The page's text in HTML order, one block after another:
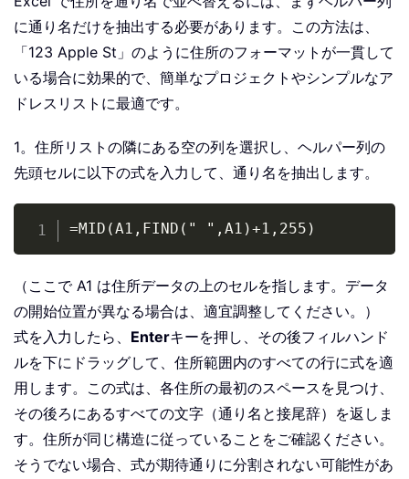
に通り名だけを抽出する必要があります。この方法は、
「123 Apple St」のように住所のフォーマットが一貫して
いる場合に効果的で、簡単なプロジェクトやシンプルなア
ドレスリストに最適です。
1。住所リストの隣にある空の列を選択し、ヘルパー列の
先頭セルに以下の式を入力して、通り名を抽出します。
=MID(A1,FIND(" ",A1)+1,255)
（ここで A1 は住所データの上のセルを指します。データ
の開始位置が異なる場合は、適宜調整してください。）
式を入力したら、 Enterキーを押し、その後フィルハンド
ルを下にドラッグして、住所範囲内のすべての行に式を適
用します。この式は、各住所の最初のスペースを見つけ、
その後ろにあるすべての文字（通り名と接尾辞）を返しま
す。住所が同じ構造に従っていることをご確認ください。
そうでない場合、式が期待通りに分割されない可能性があ